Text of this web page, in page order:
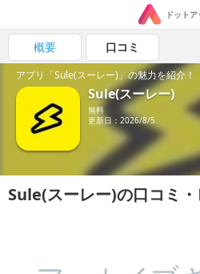
ドット
概要 口コミ
アプリ「Sule(スーレー)」の魅力を紹介！
Sule(スーレー)
無料
更新日：2026/8/5
Sule(スーレー)の口コミ